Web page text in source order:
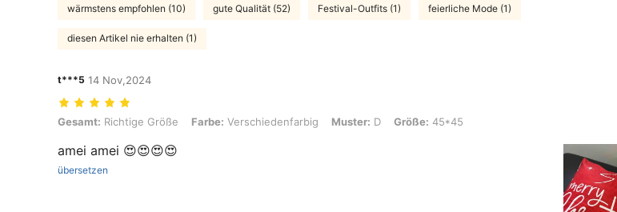
wärmstens empfohlen (10) gute Qualität (52) Festival-Outfits (1) feierliche Mode (1)
diesen Artikel nie erhalten (1)
t***5 14 Nov,2024
Gesamt: Richtige Größe, Farbe: Verschiedenfarbig, Muster: D, Größe: 45*45
Gesamt: Richtige Größe Farbe: Verschiedenfarbig Muster: D Größe: 45*45
amei amei 😍😍😍😍
übersetzen